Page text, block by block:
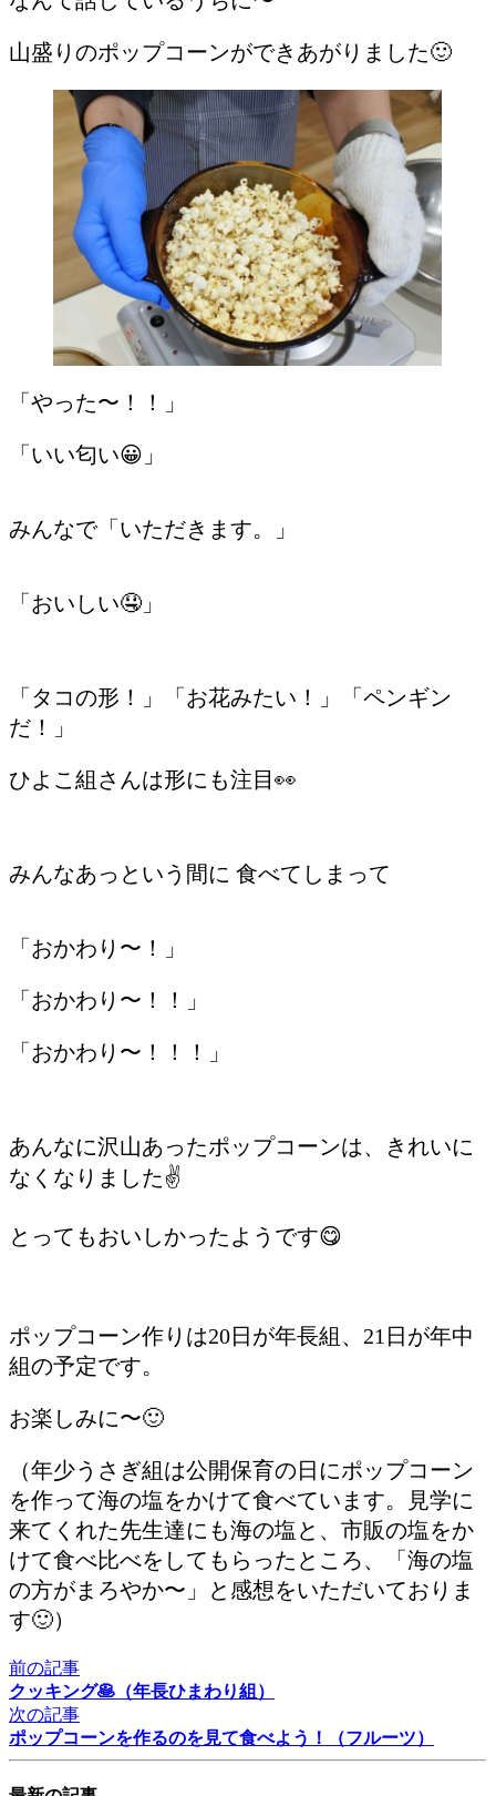
山盛りのポップコーンができあがりました🙂
「やった〜！！」
「いい匂い😀」
みんなで「いただきます。」
「おいしい🤤」
「タコの形！」「お花みたい！」「ペンギン
だ！」
ひよこ組さんは形にも注目👀
みんなあっという間に 食べてしまって
「おかわり〜！」
「おかわり〜！！」
「おかわり〜！！！」
あんなに沢山あったポップコーンは、きれいに
なくなりました✌️
とってもおいしかったようです😋
ポップコーン作りは20日が年長組、21日が年中
組の予定です。
お楽しみに〜🙂
（年少うさぎ組は公開保育の日にポップコーン
を作って海の塩をかけて食べています。見学に
来てくれた先生達にも海の塩と、市販の塩をか
けて食べ比べをしてもらったところ、「海の塩
の方がまろやか〜」と感想をいただいておりま
す🙂）
前の記事
クッキング🥞（年長ひまわり組）
次の記事
ポップコーンを作るのを見て食べよう！（フルーツ）